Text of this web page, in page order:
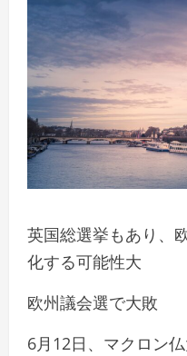
英国総選挙もあり、
化する可能性大
欧州議会選で大敗
6月12日、マクロン